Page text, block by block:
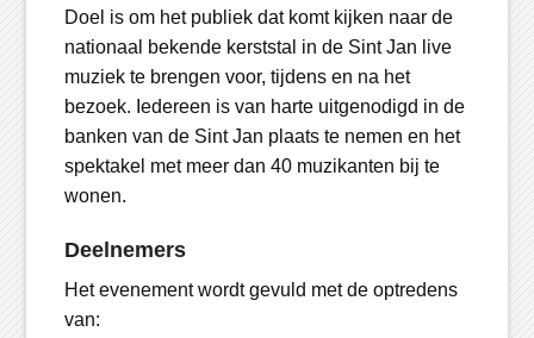
Doel is om het publiek dat komt kijken naar de
nationaal bekende kerststal in de Sint Jan live
muziek te brengen voor, tijdens en na het
bezoek. Iedereen is van harte uitgenodigd in de
banken van de Sint Jan plaats te nemen en het
spektakel met meer dan 40 muzikanten bij te
wonen.
Deelnemers
Het evenement wordt gevuld met de optredens
van: